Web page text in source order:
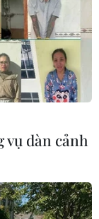
Anh/TTXVN)
vụ dàn cảnh